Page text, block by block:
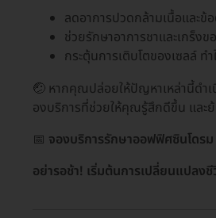
ลดอาการปวดกล้ามเนื้อและข้
ช่วยรักษาอาการชาและเกร็งข
กระตุ้นการเติบโตของเซลล์ ท
🤕 หากคุณปล่อยให้ปัญหาเหล่านี้ดำ
องบริการที่ช่วยให้คุณรู้สึกดีขึ้น และ
📅 จองบริการรักษาออฟฟิศซินโดรม
อย่ารอช้า! เริ่มต้นการเปลี่ยนแปล